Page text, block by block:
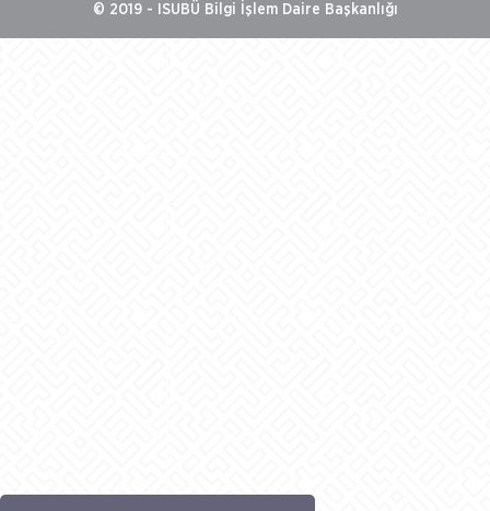
© 2019 - ISUBÜ Bilgi İşlem Daire Başkanlığı